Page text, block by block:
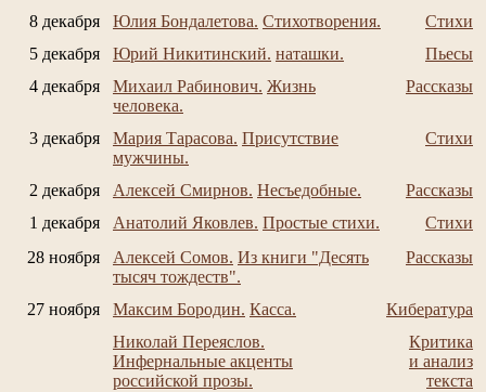
8 декабря
Юлия Бондалетова. Стихотворения.
Стихи
5 декабря
Юрий Никитинский. наташки.
Пьесы
4 декабря
Михаил Рабинович. Жизнь
человека.
Рассказы
3 декабря Мария Тарасова. Присутствие
мужчины.
Стихи
2 декабря Алексей Смирнов. Несъедобные.
Рассказы
1 декабря
Анатолий Яковлев. Простые стихи.
Стихи
28 ноября
Алексей Сомов. Из книги "Десять
тысяч тождеств".
Рассказы
27 ноября Максим Бородин. Касса.
Кибература
Николай Переяслов.
Инфернальные акценты
российской прозы.
Критика
и анализ
текста